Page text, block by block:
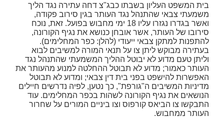
בית המשפט העליון בשבתו כבג"צ דחה עתירה נגד הליך
משמעתי צבאי שהתנהל נגד העותר בגין סירוב פקודה,
ואשר בגדרו נגזרו עליו 18 ימי מחבוש בפועל. זאת, נוכח
סירובו של העותר, אשר אובחן כנושא את נגיף הקורונה,
להתפנות למתקן צבאי ייעודי (להלן: כפר המחלימים).
בעתירה מבוקש ליתן צו על תנאי המורה למשיבים לבוא
וליתן טעם מדוע לא יבוטל ההליך המשמעתי שהתנהל נגד
העותר כאמור; מדוע לא תבוטל ההחלטה למנוע מהעותר את
האפשרות להישפט בפני בית דין צבאי; ומדוע לא תבוטל
מדיניות המשיבים ה"גורפת", כך נטען, לפיה נדרשים חיילים
הנושאים את נגיף הקורונה לשהות בכפר המחלימים. עוד
התבקשו צו הביאס קורפוס וצו ביניים המורים על שחרור
העותר ממחבוש.